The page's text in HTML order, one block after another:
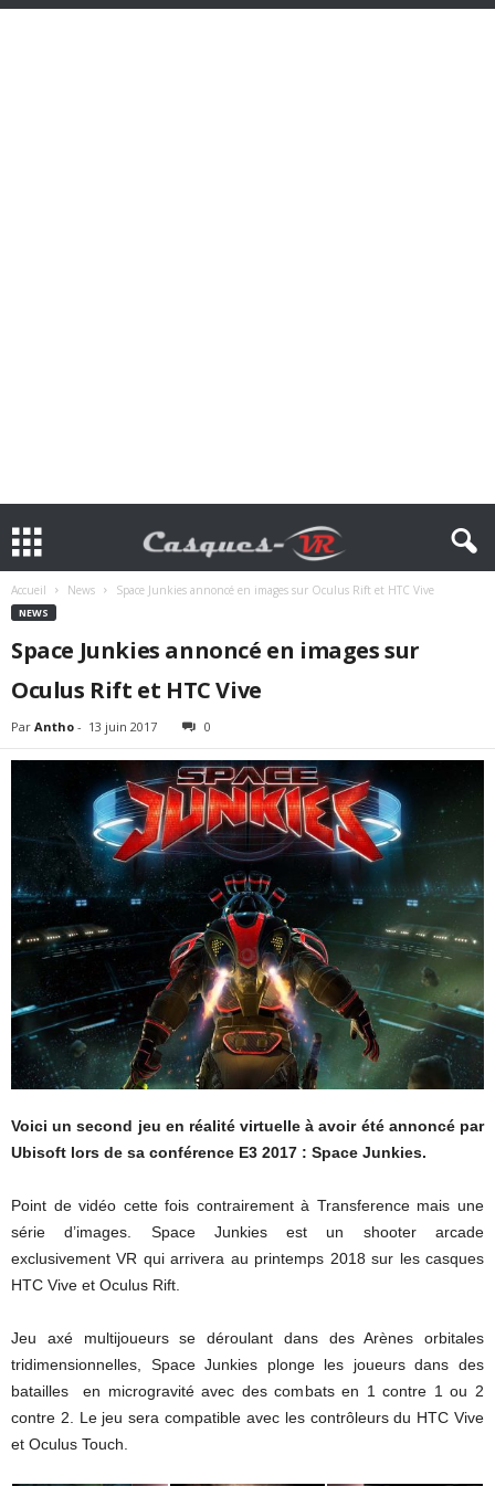
Accueil News Space Junkies annoncé en images sur Oculus Rift et HTC Vive
NEWS
Space Junkies annoncé en images sur
Oculus Rift et HTC Vive
Par Antho - 13 juin 2017 0
Voici un second jeu en réalité virtuelle à avoir été annoncé par
Ubisoft lors de sa conférence E3 2017 : Space Junkies.
Point de vidéo cette fois contrairement à Transference mais une
série d’images. Space Junkies est un shooter arcade
exclusivement VR qui arrivera au printemps 2018 sur les casques
HTC Vive et Oculus Rift.
Jeu axé multijoueurs se déroulant dans des Arènes orbitales
tridimensionnelles, Space Junkies plonge les joueurs dans des
batailles en microgravité avec des combats en 1 contre 1 ou 2
contre 2. Le jeu sera compatible avec les contrôleurs du HTC Vive
et Oculus Touch.